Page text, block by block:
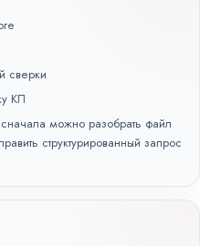
сверки
КП
можно разобрать файл
структурированный запрос